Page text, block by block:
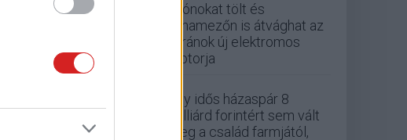
Drónokat tölt és
aknamezőn is átvághat az
ukránok új elektromos
motorja
Egy idős házaspár 8
milliárd forintért sem vált
meg a család farmjától,